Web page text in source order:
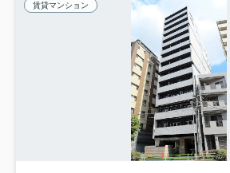
賃貸マンション